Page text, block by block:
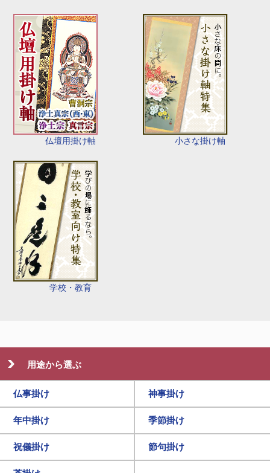
仏壇用掛け軸 小さな掛け軸
学校・教育
用途から選ぶ
仏事掛け 神事掛け
年中掛け 季節掛け
祝儀掛け 節句掛け